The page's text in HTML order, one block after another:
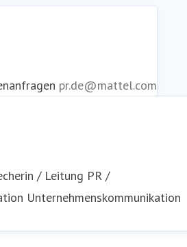
pr.de@mattel.com
/ Leitung PR /
Unternehmenskommunikation